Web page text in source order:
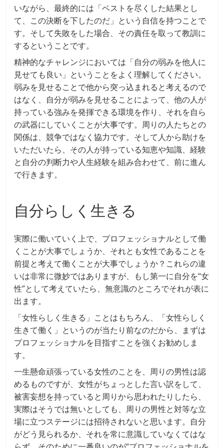
いながら、最終的には「ベストを尽くした結果とし
て、この決断を下したのだ」という自信を持つことで
す。そして失敗をした場合、その責任を取って教訓に
するということです。
精神的なチャレンジにおいては「自分の弱みを他人に
見せても良い」ということをよく理解してください。
弱みを見せることで他から突っ込まれると考えるので
はなく、自分が弱みを見せることによって、他の人が
持っている強みを発揮できる環境を作り、それを自ら
の武器にしていくことが大事です。周りの人たちとの
関係は、競争ではなく協力です。そして人から助けを
いただいたら、その人が持っている知恵や知識、経験
と自分の判断力や人生経験を組み合わせて、前に進ん
で行きます。
自分らしく生きる
実際に働いていく上で、プロフェッショナルとして働
くことが大事でしょうか、それとも女性であることを
前提と考えて働くことが大事でしょうか？これらの違
いは非常に微妙ではありますが、もし第一に自分を“女
性”として考えていたら、無意識のところでそれが表に
出ます。
「女性らしく生きる」ことはもちろん、「女性らしく
生きて働く」というのが当たり前なのだから、まずは
プロフェッショナルを目指すことを強くお勧めしま
す。
一生懸命頑張っている女性のことを、周りの男性は認
めるものですが、女性がちょっとした言い訳をして、
被害妄想を持っていると周りから思われたりしたら、
実際はそうでは無いとしても、周りの男性と対等な立
場に立つステージには招待されないと思います。自分
がどう見られるか、それを常に意識していなくてはな